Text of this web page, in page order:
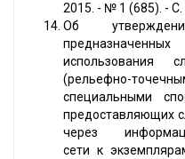
2015. - № 1 (685). -
Об
использования
(рельефно-
специальными
предоставляющих
через
сети к